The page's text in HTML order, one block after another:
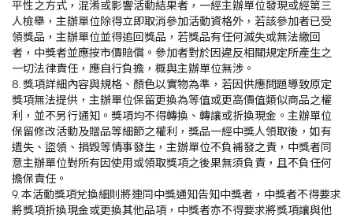
平性之方式，混淆或影響活動結果者，一經主辦單位發現或經第三
人檢舉，主辦單位除得立即取消參加活動資格外，若該參加者已受
領獎品，主辦單位並得追回獎品，若獎品有任何滅失或無法繳回
者，中獎者並應按市價賠償。參加者對於因違反相關規定所產生之
一切法律責任，應自行負擔，概與主辦單位無涉。
8. 獎項詳細內容與規格、顏色以實物為準，若因供應問題導致原定
獎項無法提供，主辦單位保留更換為等值或更高價值類似商品之權
利，並不另行通知。獎項均不得轉換、轉讓或折換現金。主辦單位
保留修改活動及贈品等細節之權利，獎品一經中獎人領取後，如有
遺失、盜領、損毀等情事發生，主辦單位不負補發之責，中獎者同
意主辦單位對所有因使用或領取獎項之後果無須負責，且不負任何
擔保責任。
9. 本活動獎項兌換細則將連同中獎通知告知中獎者，中獎者不得要求
將獎項折換現金或更換其他品項，中獎者亦不得要求將獎項讓與他